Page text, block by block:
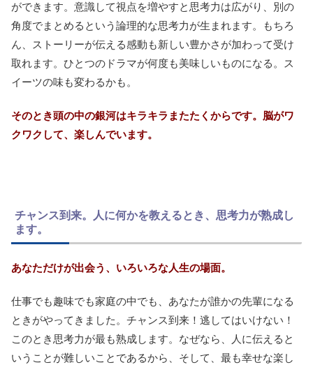
ができます。意識して視点を増やすと思考力は広がり、別の
角度でまとめるという論理的な思考力が生まれます。もちろ
ん、ストーリーが伝える感動も新しい豊かさが加わって受け
取れます。ひとつのドラマが何度も美味しいものになる。ス
イーツの味も変わるかも。
そのとき頭の中の銀河はキラキラまたたくからです。脳がワ
クワクして、楽しんでいます。
チャンス到来。人に何かを教えるとき、思考力が熟成し
ます。
あなただけが出会う、いろいろな人生の場面。
仕事でも趣味でも家庭の中でも、あなたが誰かの先輩になる
ときがやってきました。チャンス到来！逃してはいけない！
このとき思考力が最も熟成します。なぜなら、人に伝えると
いうことが難しいことであるから、そして、最も幸せな楽し